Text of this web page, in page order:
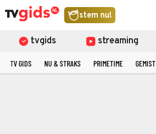
stem nu!
tvgids streaming
TV GIDS NU & STRAKS PRIMETIME GEMIST